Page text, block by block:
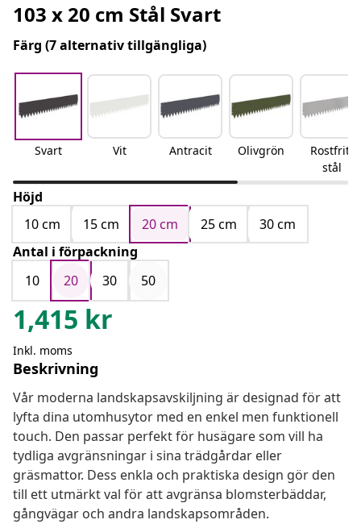
103 x 20 cm Stål Svart
Färg (7 alternativ tillgängliga)
Svart Vit Antracit Olivgrön
Rostfritt
stål
Höjd
10 cm
15 cm 20 cm 25 cm
30 cm
Antal i förpackning
10
20 30 50
1,415 kr
Inkl. moms
Beskrivning
Vår moderna landskapsavskiljning är designad för att
lyfta dina utomhusytor med en enkel men funktionell
touch. Den passar perfekt för husägare som vill ha
tydliga avgränsningar i sina trädgårdar eller
gräsmattor. Dess enkla och praktiska design gör den
till ett utmärkt val för att avgränsa blomsterbäddar,
gångvägar och andra landskapsområden.